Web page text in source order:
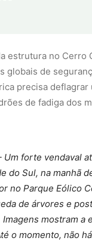
estrutura no
globais de
precisa deflagrar
de fadiga dos
Um forte vendaval
do Sul, na manhã
no Parque Eólico
de árvores e
mostram
o momento, não